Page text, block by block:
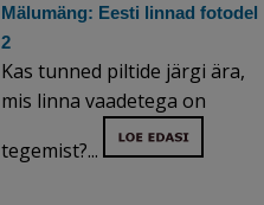
Mälumäng: Eesti linnad fotodel
2
Kas tunned piltide järgi ära,
mis linna vaadetega on
tegemist?...